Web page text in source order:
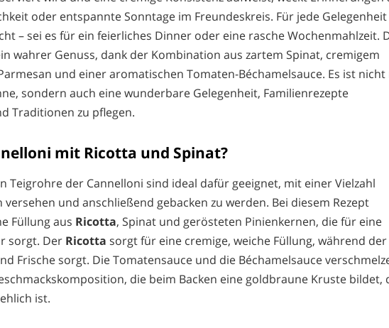
oder entspannte Sonntage im Freundeskreis. Für jede
– sei es für ein feierliches Dinner oder eine rasche Wochenmahlzeit.
wahrer Genuss, dank der Kombination aus zartem Spinat, cremigem
und einer aromatischen Tomaten-Béchamelsauce. Es ist
sondern auch eine wunderbare Gelegenheit, Familienrezepte
Traditionen zu pflegen.
mit Ricotta und Spinat?
Teigrohre der Cannelloni sind ideal dafür geeignet, mit einer Vielzahl
versehen und anschließend gebacken zu werden. Bei diesem Rezept
Füllung aus Ricotta, Spinat und gerösteten Pinienkernen, die für eine
sorgt. Der Ricotta sorgt für eine cremige, weiche Füllung, während der
Frische sorgt. Die Tomatensauce und die Béchamelsauce
die beim Backen eine goldbraune Kruste bildet,
ist.